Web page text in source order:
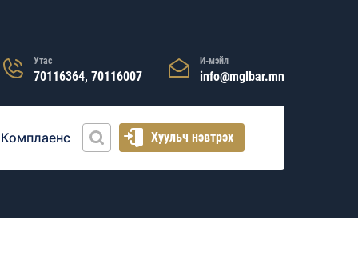
Утас
70116364, 70116007
И-мэйл
info@mglbar.mn
Комплаенс Хуульч нэвтрэх